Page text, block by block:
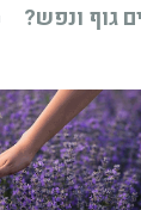
גוף ונפש?